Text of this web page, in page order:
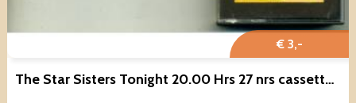
€ 3,-
The Star Sisters Tonight 20.00 Hrs 27 nrs cassette ZGAN